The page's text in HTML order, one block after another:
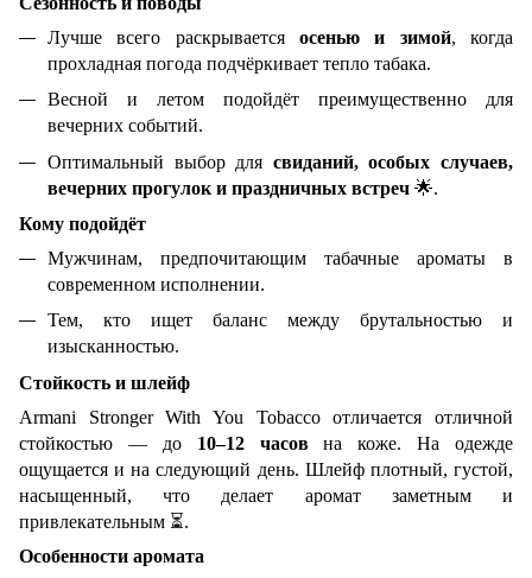
Лучше всего раскрывается осенью и зимой, когда
прохладная погода подчёркивает тепло табака.
Весной и летом подойдёт преимущественно для
вечерних событий.
Оптимальный выбор для свиданий, особых случаев,
вечерних прогулок и праздничных встреч 🌟.
Кому подойдёт
Мужчинам, предпочитающим табачные ароматы в
современном исполнении.
Тем, кто ищет баланс между брутальностью и
изысканностью.
Стойкость и шлейф
Armani Stronger With You Tobacco отличается отличной
стойкостью — до 10–12 часовна коже. На одежде
ощущается и на следующий день. Шлейф плотный, густой,
насыщенный, что делает аромат заметным и
привлекательным ⏳.
Особенности аромата